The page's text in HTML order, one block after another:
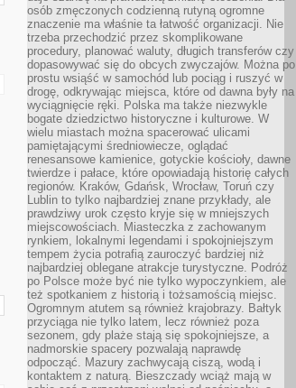
osób zmęczonych codzienną rutyną ogromne
znaczenie ma właśnie ta łatwość organizacji. Nie
trzeba przechodzić przez skomplikowane
procedury, planować waluty, długich transferów czy
dopasowywać się do obcych zwyczajów. Można po
prostu wsiąść w samochód lub pociąg i ruszyć w
drogę, odkrywając miejsca, które od dawna były na
wyciągnięcie ręki. Polska ma także niezwykle
bogate dziedzictwo historyczne i kulturowe. W
wielu miastach można spacerować ulicami
pamiętającymi średniowiecze, oglądać
renesansowe kamienice, gotyckie kościoły, dawne
twierdze i pałace, które opowiadają historię całych
regionów. Kraków, Gdańsk, Wrocław, Toruń czy
Lublin to tylko najbardziej znane przykłady, ale
prawdziwy urok często kryje się w mniejszych
miejscowościach. Miasteczka z zachowanym
rynkiem, lokalnymi legendami i spokojniejszym
tempem życia potrafią zauroczyć bardziej niż
najbardziej oblegane atrakcje turystyczne. Podróż
po Polsce może być nie tylko wypoczynkiem, ale
też spotkaniem z historią i tożsamością miejsc.
Ogromnym atutem są również krajobrazy. Bałtyk
przyciąga nie tylko latem, lecz również poza
sezonem, gdy plaże stają się spokojniejsze, a
nadmorskie spacery pozwalają naprawdę
odpocząć. Mazury zachwycają ciszą, wodą i
kontaktem z naturą. Bieszczady wciąż mają w